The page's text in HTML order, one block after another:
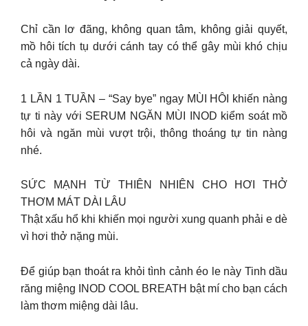
Chỉ cần lơ đãng, không quan tâm, không giải quyết,
mồ hôi tích tụ dưới cánh tay có thể gây mùi khó chịu
cả ngày dài.
1 LẦN 1 TUẦN – “Say bye” ngay MÙI HÔI khiến nàng
tự ti này với SERUM NGĂN MÙI INOD kiểm soát mồ
hôi và ngăn mùi vượt trội, thông thoáng tự tin nàng
nhé.
SỨC MẠNH TỪ THIÊN NHIÊN CHO HƠI THỞ
THƠM MÁT DÀI LÂU
Thật xấu hổ khi khiến mọi người xung quanh phải e dè
vì hơi thở nặng mùi.
Để giúp bạn thoát ra khỏi tình cảnh éo le này Tinh dầu
răng miệng INOD COOL BREATH bật mí cho bạn cách
làm thơm miệng dài lâu.